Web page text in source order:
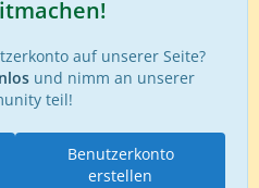
auf unserer Seite?
und nimm an unserer
teil!
Benutzerkonto
erstellen